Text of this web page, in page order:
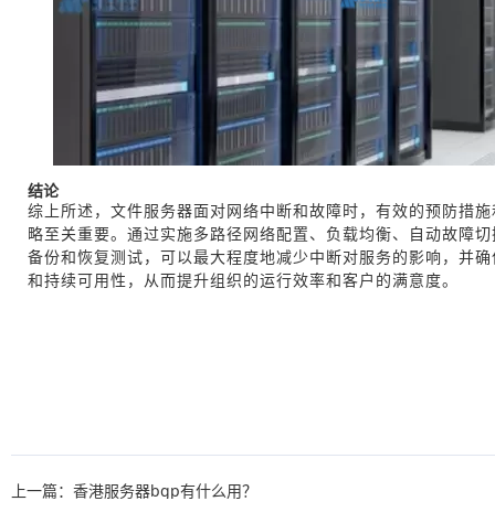
结论
综上所述，文件服务器面对网络中断和故障时，有效的预防措
略至关重要。通过实施多路径网络配置、负载均衡、自动故障
备份和恢复测试，可以最大程度地减少中断对服务的影响，并
和持续可用性，从而提升组织的运行效率和客户的满意度。
上一篇：香港服务器bgp有什么用？